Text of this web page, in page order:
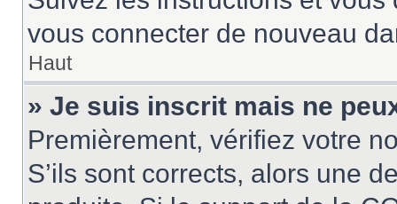
vous connecter de nouveau
Haut
» Je suis inscrit mais ne
Premièrement, vérifiez votre
S’ils sont corrects, alors une